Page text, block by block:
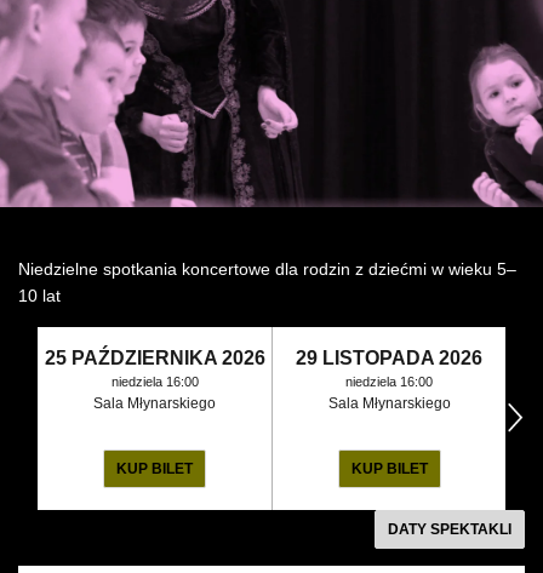
Wynajem kostiumów
Wynajem rekwizytów
Fundusze unijne
Dotacje celowe
Niedzielne spotkania koncertowe dla rodzin z dziećmi w wieku 5–
10 lat
25 PAŹDZIERNIKA 2026
niedziela 16:00
Sala Młynarskiego
KUP BILET
29 LISTOPADA 2026
niedziela 16:00
Sala Młynarskiego
KUP BILET
następny
DATY SPEKTAKLI